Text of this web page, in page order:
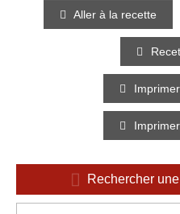
Aller à la recette
Rechercher